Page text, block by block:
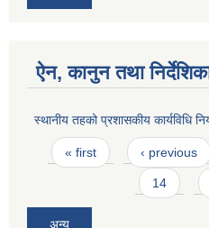
ऐन, कानुन तथा
स्थानीय तहको प्रशासकीय कार्यविधि
Pages
« first ‹ previous
14
अन्य